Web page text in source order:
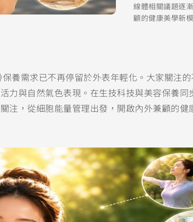
線體相關議題逐
顧的健康美學新
養需求已不再停留於外表年輕化。大家關注
力與自然氣色表現。在生技科技與美容保養同
注，從細胞能量管理出發，開啟內外兼顧的健